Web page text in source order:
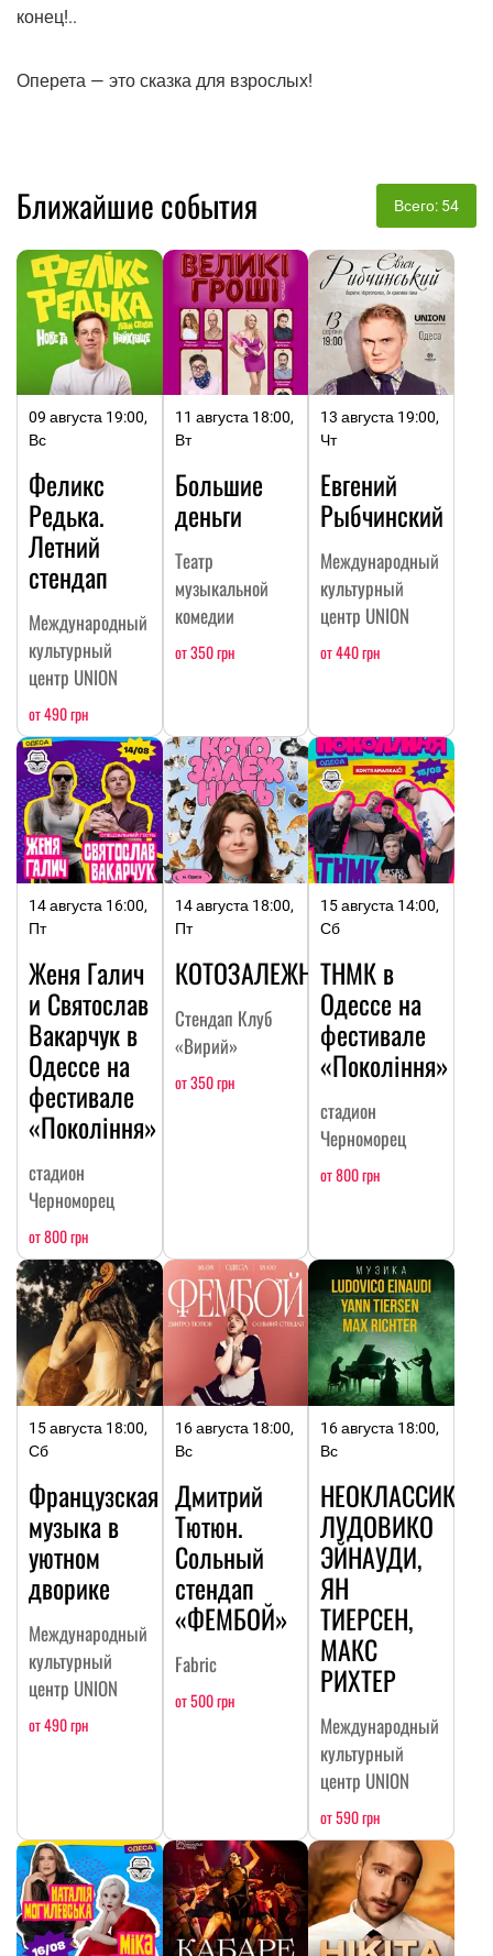
конец!..
Оперета — это сказка для взрослых!
Ближайшие события Всего: 54
09 августа 19:00,
Вс
Феликс
Редька.
Летний
стендап
Международный
культурный
центр UNION
от 490 грн
11 августа 18:00,
Вт
Большие
деньги
Театр
музыкальной
комедии
от 350 грн
13 августа 19:00,
Чт
Евгений
Рыбчинский
Международный
культурный
центр UNION
от 440 грн
14 августа 16:00,
Пт
Женя Галич
и Святослав
Вакарчук в
Одессе на
фестивале
«Покоління»
стадион
Черноморец
от 800 грн
14 августа 18:00,
Пт
КОТОЗАЛЕЖНОСТЬ
Стендап Клуб
«Вирий»
от 350 грн
15 августа 14:00,
Сб
ТНМК в
Одессе на
фестивале
«Покоління»
стадион
Черноморец
от 800 грн
15 августа 18:00,
Сб
Французская
музыка в
уютном
дворике
Международный
культурный
центр UNION
от 490 грн
16 августа 18:00,
Вс
Дмитрий
Тютюн.
Сольный
стендап
«ФЕМБОЙ»
Fabric
от 500 грн
16 августа 18:00,
Вс
НЕОКЛАССИКА:
ЛУДОВИКО
ЭЙНАУДИ,
ЯН
ТИЕРСЕН,
МАКС
РИХТЕР
Международный
культурный
центр UNION
от 590 грн